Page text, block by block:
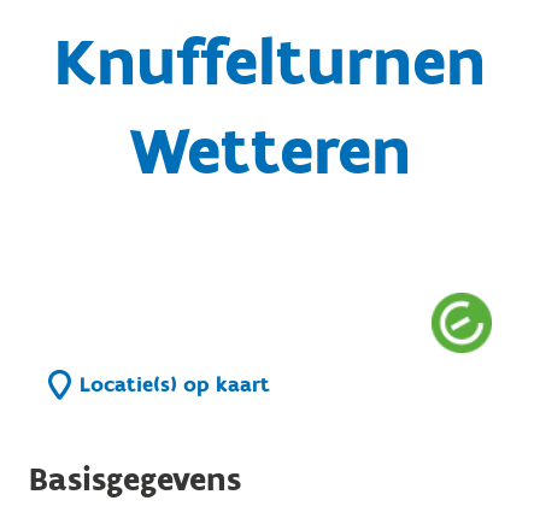
Knuffelturnen
Wetteren
Locatie(s) op kaart
Basisgegevens